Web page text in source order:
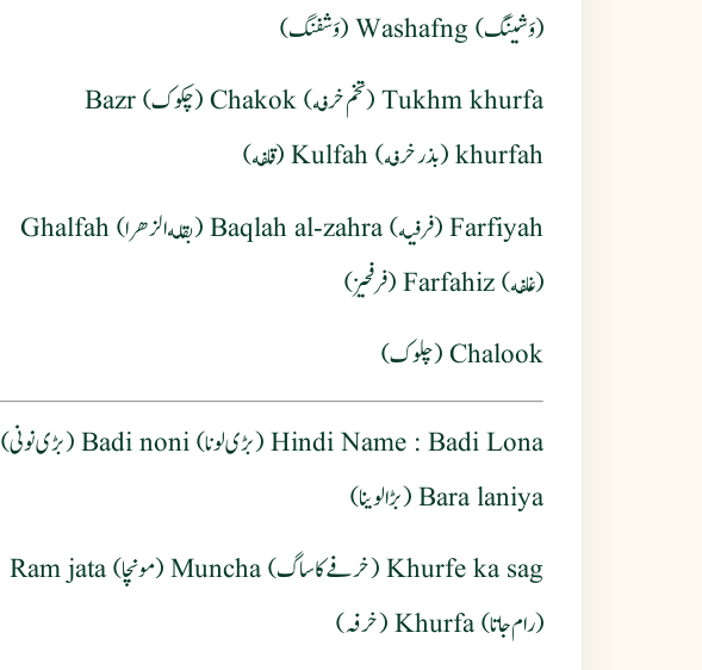
(وَشینَگ) Washafng (وَشفنگ)
Tukhm khurfa (تخم خرفه) Chakok (چکوک) Bazr
khurfah (بذر خرفه) Kulfah (قلفه)
Farfiyah (فرفیه) Baqlah al-zahra (بقله الزهرا) Ghalfah
(غلفه) Farfahiz (فرفحیز)
Chalook (چلوك)
Hindi Name
: Badi Lona (بڑی لونا) Badi noni (بڑی نونی)
Bara laniya (بڑا لوینا)
Khurfe ka sag (خرفے کا ساگ) Muncha (مونچا) Ram jata
(رام جاتا) Khurfa (خرفہ)